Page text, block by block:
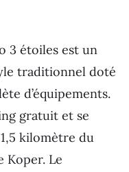
3 étoiles est un
traditionnel doté
d’équipements.
gratuit et se
kilomètre du
Koper. Le